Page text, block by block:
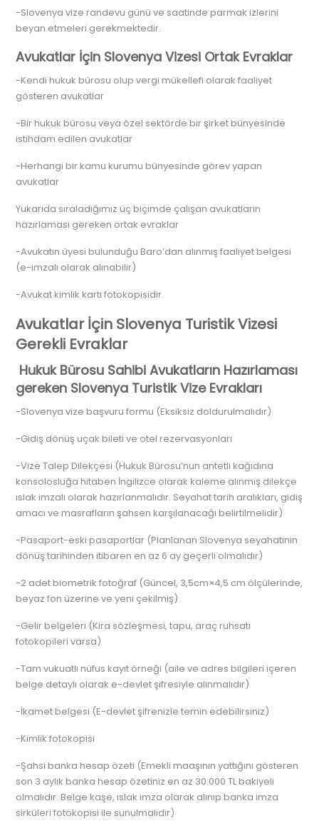
-Slovenya vize randevu günü ve saatinde parmak izlerini
beyan etmeleri gerekmektedir.
Avukatlar İçin Slovenya Vizesi Ortak Evraklar
-Kendi hukuk bürosu olup vergi mükellefi olarak faaliyet
gösteren avukatlar
-Bir hukuk bürosu veya özel sektörde bir şirket bünyesinde
istihdam edilen avukatlar
-Herhangi bir kamu kurumu bünyesinde görev yapan
avukatlar
Yukarıda sıraladığımız üç biçimde çalışan avukatların
hazırlaması gereken ortak evraklar
-Avukatın üyesi bulunduğu Baro’dan alınmış faaliyet belgesi
(e-imzalı olarak alınabilir)
-Avukat kimlik kartı fotokopisidir.
Avukatlar İçin Slovenya Turistik Vizesi
Gerekli Evraklar
Hukuk Bürosu Sahibi Avukatların Hazırlaması
gereken Slovenya Turistik Vize Evrakları
-Slovenya vize başvuru formu (Eksiksiz doldurulmalıdır)
-Gidiş dönüş uçak bileti ve otel rezervasyonları
-Vize Talep Dilekçesi (Hukuk Bürosu’nun antetli kağıdına
konsolosluğa hitaben İngilizce olarak kaleme alınmış dilekçe
ıslak imzalı olarak hazırlanmalıdır. Seyahat tarih aralıkları, gidiş
amacı ve masrafların şahsen karşılanacağı belirtilmelidir)
-Pasaport-eski pasaportlar (Planlanan Slovenya seyahatinin
dönüş tarihinden itibaren en az 6 ay geçerli olmalıdır)
-2 adet biometrik fotoğraf (Güncel, 3,5cm×4,5 cm ölçülerinde,
beyaz fon üzerine ve yeni çekilmiş)
-Gelir belgeleri (Kira sözleşmesi, tapu, araç ruhsatı
fotokopileri varsa)
-Tam vukuatlı nüfus kayıt örneği (aile ve adres bilgileri içeren
belge detaylı olarak e-devlet şifresiyle alınmalıdır)
-İkamet belgesi (E-devlet şifrenizle temin edebilirsiniz)
-Kimlik fotokopisi
-Şahsi banka hesap özeti (Emekli maaşının yattığını gösteren
son 3 aylık banka hesap özetiniz en az 30.000 TL bakiyeli
olmalıdır. Belge kaşe, ıslak imza olarak alınıp banka imza
sirküleri fotokopisi ile sunulmalıdır)